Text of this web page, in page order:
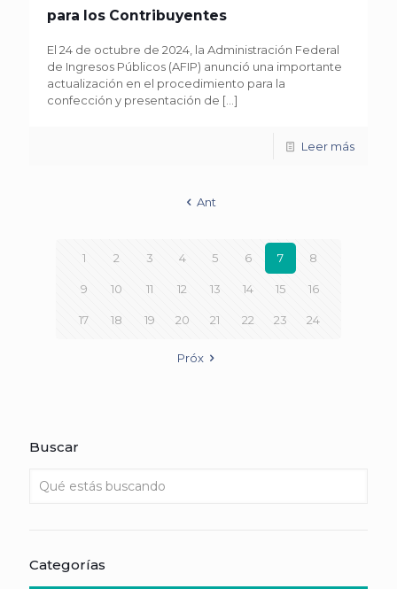
para los Contribuyentes
El 24 de octubre de 2024, la Administración Federal
de Ingresos Públicos (AFIP) anunció una importante
actualización en el procedimiento para la
confección y presentación de […]
Leer más
Ant
1 2 3 4 5 6 7 8
9 10 11 12 13 14 15 16
17 18 19 20 21 22 23 24
Próx
Buscar
Categorías